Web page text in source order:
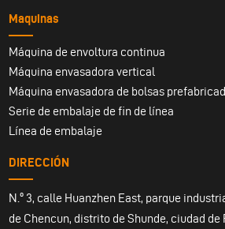
Maquinas
Máquina de envoltura continua
Máquina envasadora vertical
Máquina envasadora de bolsas
Serie de embalaje de fin de línea
Línea de embalaje
DIRECCIÓN
N.º 3, calle Huanzhen East, parque
de Chencun, distrito de Shunde, ciudad de